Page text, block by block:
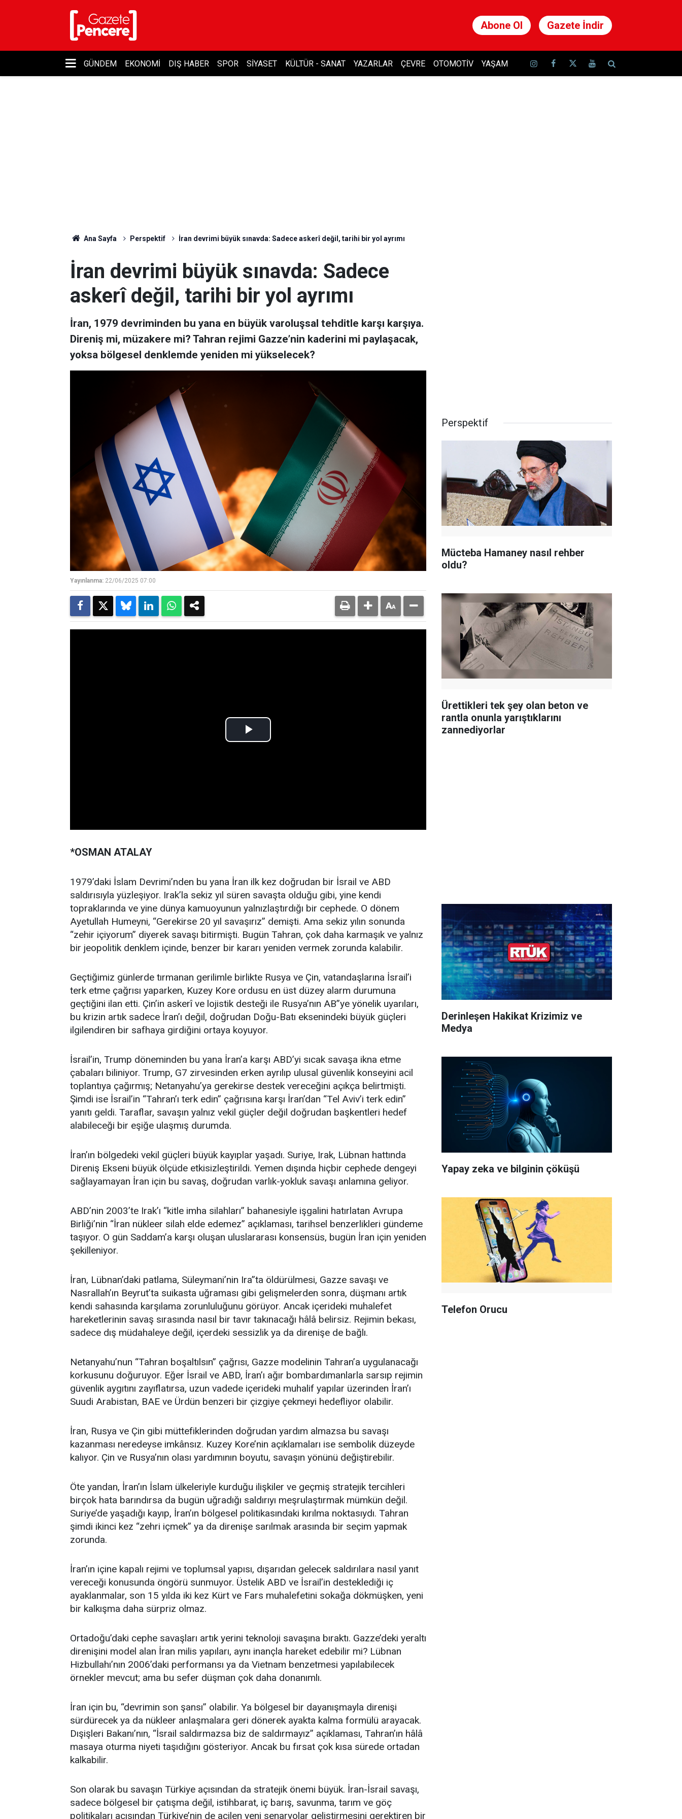
Abone Ol Gazete İndir
GÜNDEM EKONOMI DIŞ HABER SPOR SIYASET KÜLTÜR - SANAT YAZARLAR ÇEVRE OTOMOTIV YAŞAM
Ana Sayfa Perspektif İran devrimi büyük sınavda: Sadece askerî değil, tarihi bir yol ayrımı
İran devrimi büyük sınavda: Sadece
askerî değil, tarihi bir yol ayrımı
İran, 1979 devriminden bu yana en büyük varoluşsal tehditle karşı karşıya.
Direniş mi, müzakere mi? Tahran rejimi Gazze’nin kaderini mi paylaşacak,
yoksa bölgesel denklemde yeniden mi yükselecek?
Yayınlanma: 22/06/2025 07:00
*OSMAN ATALAY
1979’daki İslam Devrimi’nden bu yana İran ilk kez doğrudan bir İsrail ve ABD
saldırısıyla yüzleşiyor. Irak’la sekiz yıl süren savaşta olduğu gibi, yine kendi
topraklarında ve yine dünya kamuoyunun yalnızlaştırdığı bir cephede. O dönem
Ayetullah Humeyni, “Gerekirse 20 yıl savaşırız” demişti. Ama sekiz yılın sonunda
“zehir içiyorum” diyerek savaşı bitirmişti. Bugün Tahran, çok daha karmaşık ve yalnız
bir jeopolitik denklem içinde, benzer bir kararı yeniden vermek zorunda kalabilir.
Geçtiğimiz günlerde tırmanan gerilimle birlikte Rusya ve Çin, vatandaşlarına İsrail’i
terk etme çağrısı yaparken, Kuzey Kore ordusu en üst düzey alarm durumuna
geçtiğini ilan etti. Çin’in askerî ve lojistik desteği ile Rusya’nın AB’’ye yönelik uyarıları,
bu krizin artık sadece İran’ı değil, doğrudan Doğu-Batı eksenindeki büyük güçleri
ilgilendiren bir safhaya girdiğini ortaya koyuyor.
İsrail’in, Trump döneminden bu yana İran’a karşı ABD’yi sıcak savaşa ikna etme
çabaları biliniyor. Trump, G7 zirvesinden erken ayrılıp ulusal güvenlik konseyini acil
toplantıya çağırmış; Netanyahu’ya gerekirse destek vereceğini açıkça belirtmişti.
Şimdi ise İsrail’in “Tahran’ı terk edin” çağrısına karşı İran’dan “Tel Aviv’i terk edin”
yanıtı geldi. Taraflar, savaşın yalnız vekil güçler değil doğrudan başkentleri hedef
alabileceği bir eşiğe ulaşmış durumda.
İran’ın bölgedeki vekil güçleri büyük kayıplar yaşadı. Suriye, Irak, Lübnan hattında
Direniş Ekseni büyük ölçüde etkisizleştirildi. Yemen dışında hiçbir cephede dengeyi
sağlayamayan İran için bu savaş, doğrudan varlık-yokluk savaşı anlamına geliyor.
ABD’nin 2003’te Irak’ı “kitle imha silahları” bahanesiyle işgalini hatırlatan Avrupa
Birliği’nin “İran nükleer silah elde edemez” açıklaması, tarihsel benzerlikleri gündeme
taşıyor. O gün Saddam’a karşı oluşan uluslararası konsensüs, bugün İran için yeniden
şekilleniyor.
İran, Lübnan’daki patlama, Süleymani’nin Ira’’ta öldürülmesi, Gazze savaşı ve
Nasrallah’ın Beyrut’ta suikasta uğraması gibi gelişmelerden sonra, düşmanı artık
kendi sahasında karşılama zorunluluğunu görüyor. Ancak içerideki muhalefet
hareketlerinin savaş sırasında nasıl bir tavır takınacağı hâlâ belirsiz. Rejimin bekası,
sadece dış müdahaleye değil, içerdeki sessizlik ya da direnişe de bağlı.
Netanyahu’nun “Tahran boşaltılsın” çağrısı, Gazze modelinin Tahran’a uygulanacağı
korkusunu doğuruyor. Eğer İsrail ve ABD, İran’ı ağır bombardımanlarla sarsıp rejimin
güvenlik aygıtını zayıflatırsa, uzun vadede içerideki muhalif yapılar üzerinden İran’ı
Suudi Arabistan, BAE ve Ürdün benzeri bir çizgiye çekmeyi hedefliyor olabilir.
İran, Rusya ve Çin gibi müttefiklerinden doğrudan yardım almazsa bu savaşı
kazanması neredeyse imkânsız. Kuzey Kore’nin açıklamaları ise sembolik düzeyde
kalıyor. Çin ve Rusya’nın olası yardımının boyutu, savaşın yönünü değiştirebilir.
Öte yandan, İran’ın İslam ülkeleriyle kurduğu ilişkiler ve geçmiş stratejik tercihleri
birçok hata barındırsa da bugün uğradığı saldırıyı meşrulaştırmak mümkün değil.
Suriye’de yaşadığı kayıp, İran’ın bölgesel politikasındaki kırılma noktasıydı. Tahran
şimdi ikinci kez “zehri içmek” ya da direnişe sarılmak arasında bir seçim yapmak
zorunda.
İran’ın içine kapalı rejimi ve toplumsal yapısı, dışarıdan gelecek saldırılara nasıl yanıt
vereceği konusunda öngörü sunmuyor. Üstelik ABD ve İsrail’in desteklediği iç
ayaklanmalar, son 15 yılda iki kez Kürt ve Fars muhalefetini sokağa dökmüşken, yeni
bir kalkışma daha sürpriz olmaz.
Ortadoğu’daki cephe savaşları artık yerini teknoloji savaşına bıraktı. Gazze’deki yeraltı
direnişini model alan İran milis yapıları, aynı inançla hareket edebilir mi? Lübnan
Hizbullahı’nın 2006’daki performansı ya da Vietnam benzetmesi yapılabilecek
örnekler mevcut; ama bu sefer düşman çok daha donanımlı.
İran için bu, “devrimin son şansı” olabilir. Ya bölgesel bir dayanışmayla direnişi
sürdürecek ya da nükleer anlaşmalara geri dönerek ayakta kalma formülü arayacak.
Dışişleri Bakanı’nın, “İsrail saldırmazsa biz de saldırmayız” açıklaması, Tahran’ın hâlâ
masaya oturma niyeti taşıdığını gösteriyor. Ancak bu fırsat çok kısa sürede ortadan
kalkabilir.
Son olarak bu savaşın Türkiye açısından da stratejik önemi büyük. İran-İsrail savaşı,
sadece bölgesel bir çatışma değil, istihbarat, iç barış, savunma, tarım ve göç
politikaları açısından Türkiye’nin de acilen yeni senaryolar geliştirmesini gerektiren bir
Perspektif
Mücteba Hamaney nasıl rehber
oldu?
Ürettikleri tek şey olan beton ve
rantla onunla yarıştıklarını
zannediyorlar
Derinleşen Hakikat Krizimiz ve
Medya
Yapay zeka ve bilginin çöküşü
Telefon Orucu